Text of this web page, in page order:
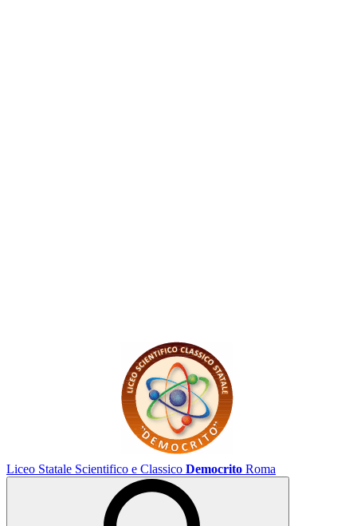
Liceo Statale Scientifico e Classico Democrito Roma